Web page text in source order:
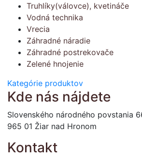
Truhlíky(válovce), kvetináče
Vodná technika
Vrecia
Záhradné náradie
Záhradné postrekovače
Zelené hnojenie
Kategórie produktov
Kde nás nájdete
Slovenského národného povstania
965 01 Žiar nad Hronom
Kontakt